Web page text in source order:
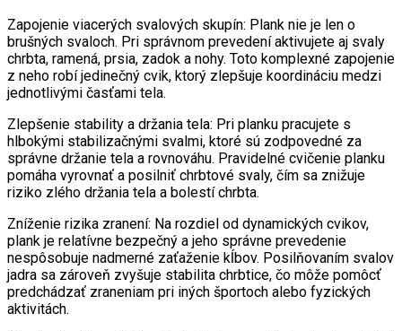
Zapojenie viacerých svalových skupín: Plank nie je len o
brušných svaloch. Pri správnom prevedení aktivujete aj svaly
chrbta, ramená, prsia, zadok a nohy. Toto komplexné zapojenie
z neho robí jedinečný cvik, ktorý zlepšuje koordináciu medzi
jednotlivými časťami tela.
Zlepšenie stability a držania tela: Pri planku pracujete s
hlbokými stabilizačnými svalmi, ktoré sú zodpovedné za
správne držanie tela a rovnováhu. Pravidelné cvičenie planku
pomáha vyrovnať a posilniť chrbtové svaly, čím sa znižuje
riziko zlého držania tela a bolestí chrbta.
Zníženie rizika zranení: Na rozdiel od dynamických cvikov,
plank je relatívne bezpečný a jeho správne prevedenie
nespôsobuje nadmerné zaťaženie kĺbov. Posilňovaním svalov
jadra sa zároveň zvyšuje stabilita chrbtice, čo môže pomôcť
predchádzať zraneniam pri iných športoch alebo fyzických
aktivitách.